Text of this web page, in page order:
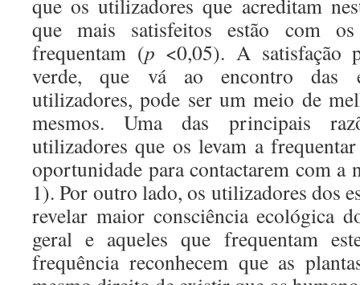
que os utilizadores que acreditam
que mais satisfeitos estão com
frequentam (p <0,05). A satisfação
verde, que vá ao encontro das
utilizadores, pode ser um meio de
mesmos. Uma das principais
utilizadores que os levam a
oportunidade para contactarem com a
1). Por outro lado, os utilizadores dos
revelar maior consciência ecológica
geral e aqueles que frequentam
frequência reconhecem que as